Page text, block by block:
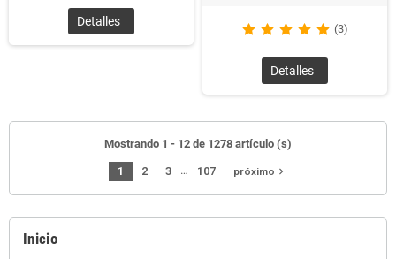
Inicio
Detalles
(3)
Detalles
Mostrando 1 - 12 de 1278 artículo (s)
1 2 3 … 107 próximo navigate_next